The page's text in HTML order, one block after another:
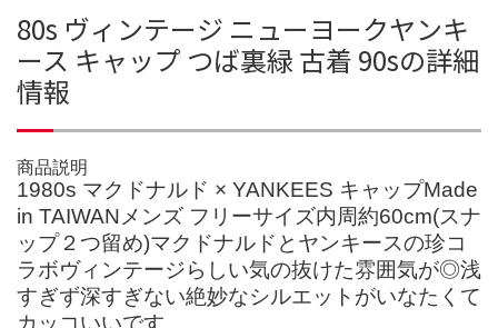
80s ヴィンテージ ニューヨークヤンキ
ース キャップ つば裏緑 古着 90sの詳細
情報
商品説明
1980s マクドナルド × YANKEES キャップMade
in TAIWANメンズ フリーサイズ内周約60cm(スナ
ップ２つ留め)マクドナルドとヤンキースの珍コ
ラボヴィンテージらしい気の抜けた雰囲気が◎浅
すぎず深すぎない絶妙なシルエットがいなたくて
カッコいいです。